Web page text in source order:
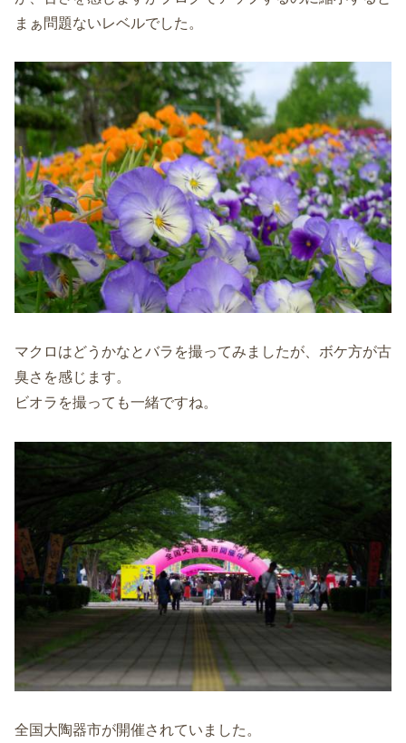
まぁ問題ないレベルでした。
マクロはどうかなとバラを撮ってみましたが、ボケ方が古
臭さを感じます。
ビオラを撮っても一緒ですね。
全国大陶器市が開催されていました。